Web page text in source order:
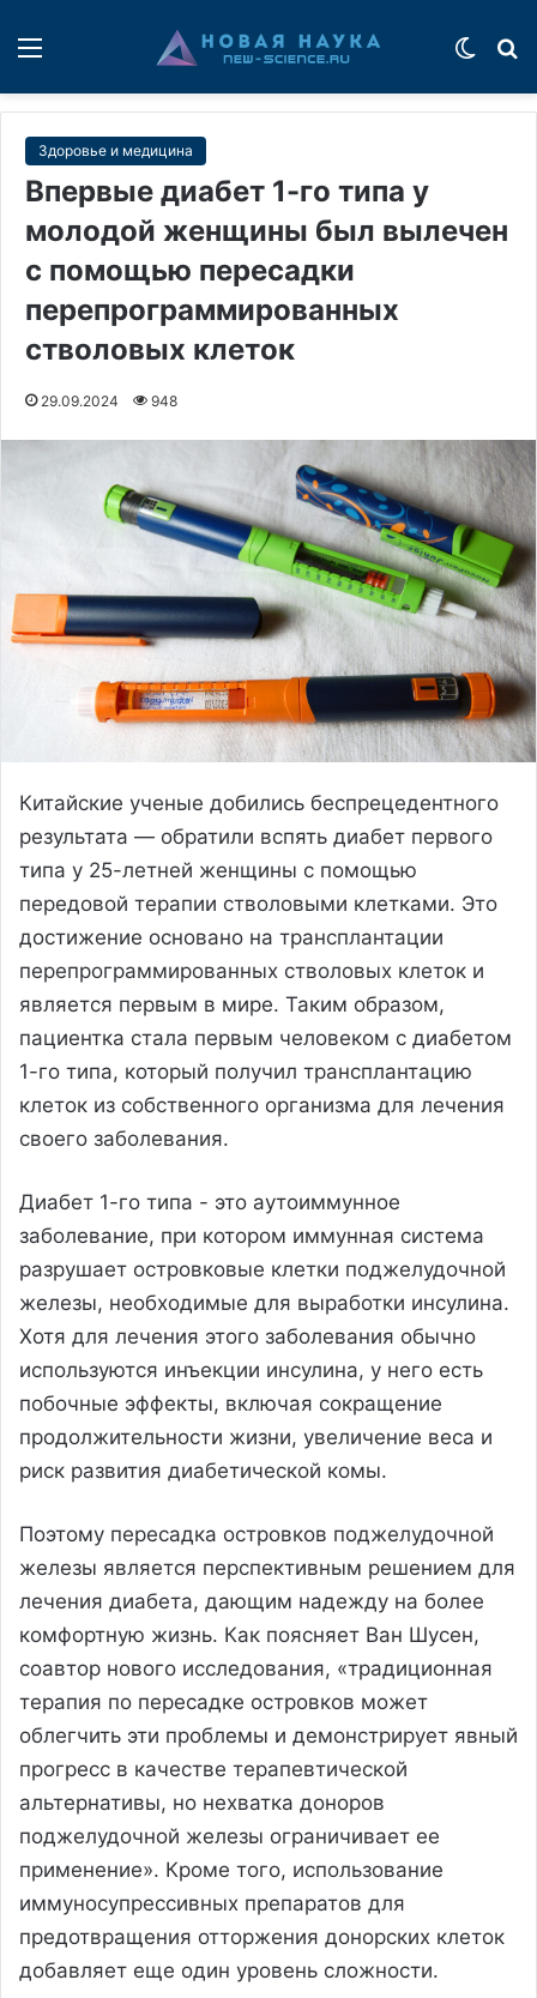
Здоровье и медицина
Впервые диабет 1-го типа у
молодой женщины был вылечен
с помощью пересадки
перепрограммированных
стволовых клеток
29.09.2024 948
Китайские ученые добились беспрецедентного
результата — обратили вспять диабет первого
типа у 25-летней женщины с помощью
передовой терапии стволовыми клетками. Это
достижение основано на трансплантации
перепрограммированных стволовых клеток и
является первым в мире. Таким образом,
пациентка стала первым человеком с диабетом
1-го типа, который получил трансплантацию
клеток из собственного организма для лечения
своего заболевания.
Диабет 1-го типа - это аутоиммунное
заболевание, при котором иммунная система
разрушает островковые клетки поджелудочной
железы, необходимые для выработки инсулина.
Хотя для лечения этого заболевания обычно
используются инъекции инсулина, у него есть
побочные эффекты, включая сокращение
продолжительности жизни, увеличение веса и
риск развития диабетической комы.
Поэтому пересадка островков поджелудочной
железы является перспективным решением для
лечения диабета, дающим надежду на более
комфортную жизнь. Как поясняет Ван Шусен,
соавтор нового исследования, «традиционная
терапия по пересадке островков может
облегчить эти проблемы и демонстрирует явный
прогресс в качестве терапевтической
альтернативы, но нехватка доноров
поджелудочной железы ограничивает ее
применение». Кроме того, использование
иммуносупрессивных препаратов для
предотвращения отторжения донорских клеток
добавляет еще один уровень сложности.